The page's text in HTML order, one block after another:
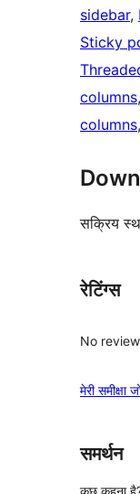
sidebar,
Sticky
columns,
columns,
सक्रिय
रेटिंग्स
No
मेरी समीक्षा
समर्थन